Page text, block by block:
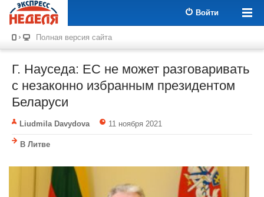
Войти
Полная версия сайта
Г. Науседа: ЕС не может разговаривать
с незаконно избранным президентом
Беларуси
Liudmila Davydova 11 ноября 2021
В Литве